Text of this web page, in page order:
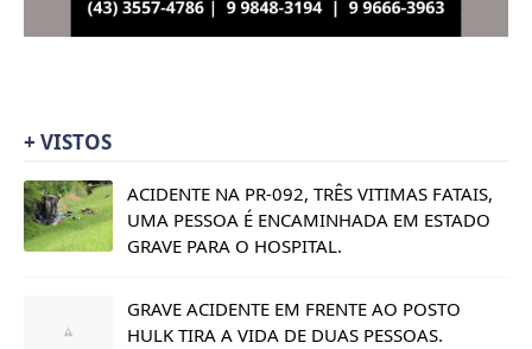
+ VISTOS
ACIDENTE NA PR-092, TRÊS VITIMAS FATAIS,
UMA PESSOA É ENCAMINHADA EM ESTADO
GRAVE PARA O HOSPITAL.
GRAVE ACIDENTE EM FRENTE AO POSTO
HULK TIRA A VIDA DE DUAS PESSOAS.